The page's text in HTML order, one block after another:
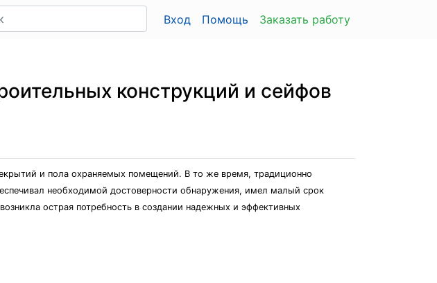
Вход Помощь Заказать работу
конструкций и сейфов
и пола охраняемых помещений. В то же время, традиционно
необходимой достоверности обнаружения, имел малый срок
острая потребность в создании надежных и эффективных